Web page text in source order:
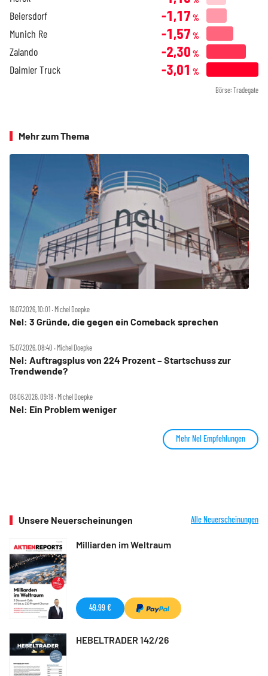
Beiersdorf -1,17 %
Munich Re -1,57 %
Zalando -2,30 %
Daimler Truck -3,01 %
Börse: Tradegate
Mehr zum Thema
16.07.2026, 10:01 ‧ Michel Doepke
Nel: 3 Gründe, die gegen ein Comeback sprechen
15.07.2026, 08:40 ‧ Michel Doepke
Nel: Auftragsplus von 224 Prozent – Startschuss zur
Trendwende?
08.06.2026, 09:18 ‧ Michel Doepke
Nel: Ein Problem weniger
Mehr Nel Empfehlungen
Unsere Neuerscheinungen Alle Neuerscheinungen
Milliarden im Weltraum
49,99 €
HEBELTRADER 142/26